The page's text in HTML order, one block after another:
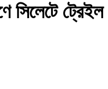
সিলেটে ট্রেইল